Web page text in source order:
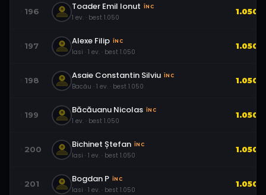
196 Toader Emil Ionut ÎNC
1 ev. · best 1.050
1.050
197 Alexe Filip ÎNC
Iasi · 1 ev. · best 1.050
1.050
198 Asaie Constantin Silviu ÎNC
Bacău · 1 ev. · best 1.050
1.050
199 Băcăuanu Nicolas ÎNC
1 ev. · best 1.050
1.050
200 Bichinet Ștefan ÎNC
Iasi · 1 ev. · best 1.050
1.050
201 Bogdan P ÎNC
Iasi · 1 ev. · best 1.050
1.050